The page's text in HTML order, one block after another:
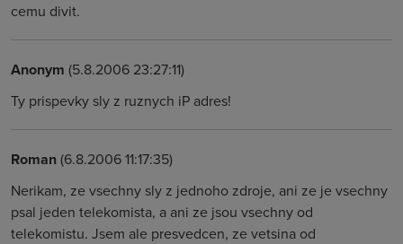
cemu divit.
Anonym (5.8.2006 23:27:11)
Ty prispevky sly z ruznych iP adres!
Roman(6.8.2006 11:17:35)
Nerikam, ze vsechny sly z jednoho zdroje, ani ze je vsechny
psal jeden telekomista, a ani ze jsou vsechny od
telekomistu. Jsem ale presvedcen, ze vetsina od